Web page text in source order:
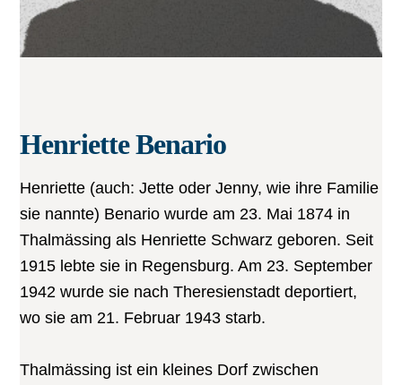
Henriette Benario
Henriette (auch: Jette oder Jenny, wie ihre Familie
sie nannte) Benario wurde am 23. Mai 1874 in
Thalmässing als Henriette Schwarz geboren. Seit
1915 lebte sie in Regensburg. Am 23. September
1942 wurde sie nach Theresienstadt deportiert,
wo sie am 21. Februar 1943 starb.
Thalmässing ist ein kleines Dorf zwischen